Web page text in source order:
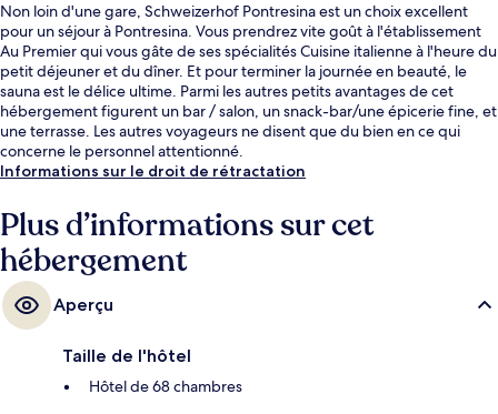
Non loin d'une gare, Schweizerhof Pontresina est un choix excellent
pour un séjour à Pontresina. Vous prendrez vite goût à l'établissement
Au Premier qui vous gâte de ses spécialités Cuisine italienne à l'heure du
petit déjeuner et du dîner. Et pour terminer la journée en beauté, le
sauna est le délice ultime. Parmi les autres petits avantages de cet
hébergement figurent un bar / salon, un snack-bar/une épicerie fine, et
une terrasse. Les autres voyageurs ne disent que du bien en ce qui
concerne le personnel attentionné.
Informations sur le droit de rétractation
Plus d’informations sur cet
hébergement
Aperçu
Taille de l'hôtel
Hôtel de 68 chambres